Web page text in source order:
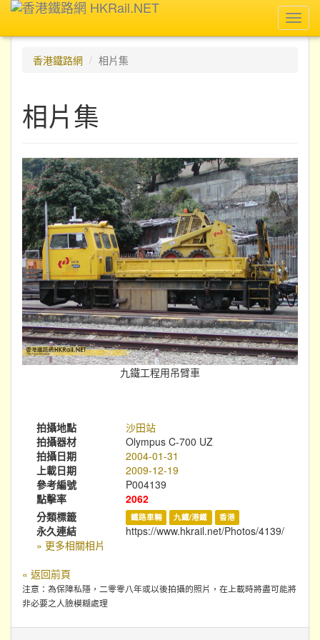
香港鐵路網
相片集
相片集
九鐵工程用吊臂車
拍攝地點
沙田站
拍攝器材
Olympus C-700 UZ
拍攝日期
2004-01-31
上載日期
2009-12-19
參考編號
P004139
點擊率
2062
分類標籤
鐵路車輛 九鐵/港鐵 香港
永久連結
https://www.hkrail.net/Photos/4139/
» 更多相關相片
« 返回前頁
注意：為保障私隱，二零零八年或以後拍攝的照片，在上載時將盡可能將
非必要之人臉模糊處理